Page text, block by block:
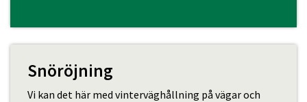
Snöröjning
Vi kan det här med vinterväghållning på vägar och